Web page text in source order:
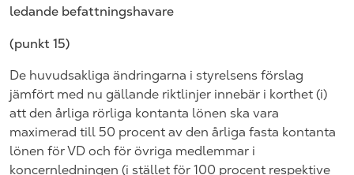
ledande befattningshavare
(punkt 15)
De huvudsakliga ändringarna i styrelsens förslag
jämfört med nu gällande riktlinjer innebär i korthet (i)
att den årliga rörliga kontanta lönen ska vara
maximerad till 50 procent av den årliga fasta kontanta
lönen för VD och för övriga medlemmar i
koncernledningen (i stället för 100 procent respektive